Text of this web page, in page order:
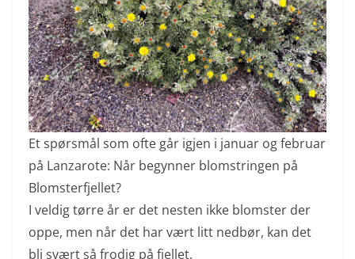
Et spørsmål som ofte går igjen i januar og februar
på Lanzarote: Når begynner blomstringen på
Blomsterfjellet?
I veldig tørre år er det nesten ikke blomster der
oppe, men når det har vært litt nedbør, kan det
bli svært så frodig på fjellet.